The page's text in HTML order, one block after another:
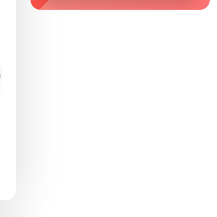
Zaburzenie mikrobioty jelitowej